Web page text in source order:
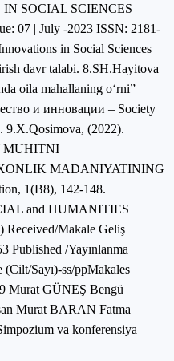
SOCIAL SCIENCES
07 | July -2023 ISSN: 2181-
in Social Sciences
davr talabi. 8.SH.Hayitova
oila mahallaning o‘rni”
и инновации – Society
9.X.Qosimova, (2022).
MUHITNI
MADANIYATINING
1(B8), 142-148.
and HUMANITIES
Makale Geliş
Published /Yayınlanma
(Cilt/Sayı)-ss/ppMakales
Murat GÜNEŞ Bengü
Murat BARAN Fatma
va konferensiya